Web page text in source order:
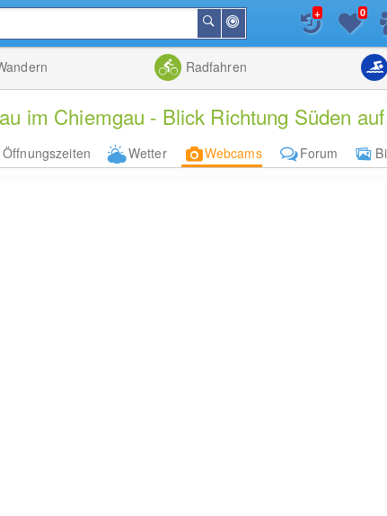
der
Suchen
+ 0
Radfahren
im Chiemgau - Blick Richtung Süden
Wetter Webcams Forum